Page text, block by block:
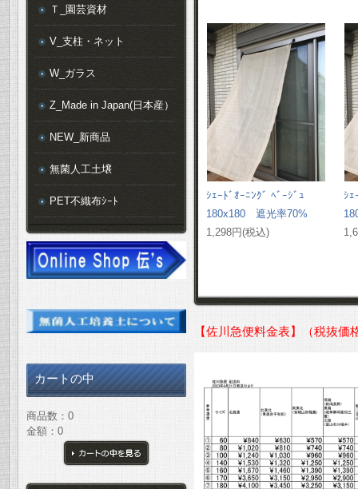
ｼｪｰﾄﾞｵｰﾆﾝｸﾞ ﾍﾞｰｼﾞｭ
180x180 遮光率70%
1,298円(税込)
ｼｪ
【佐川急便料金表】（税抜価
Ｔ_園芸資材
V_支柱・ネット
W_ガラス
Z_Made in Japan(日本産）
NEW_新商品
無菌人工土壌
PET不織布ｼｰﾄ
カートの中
商品数：0
金額：0